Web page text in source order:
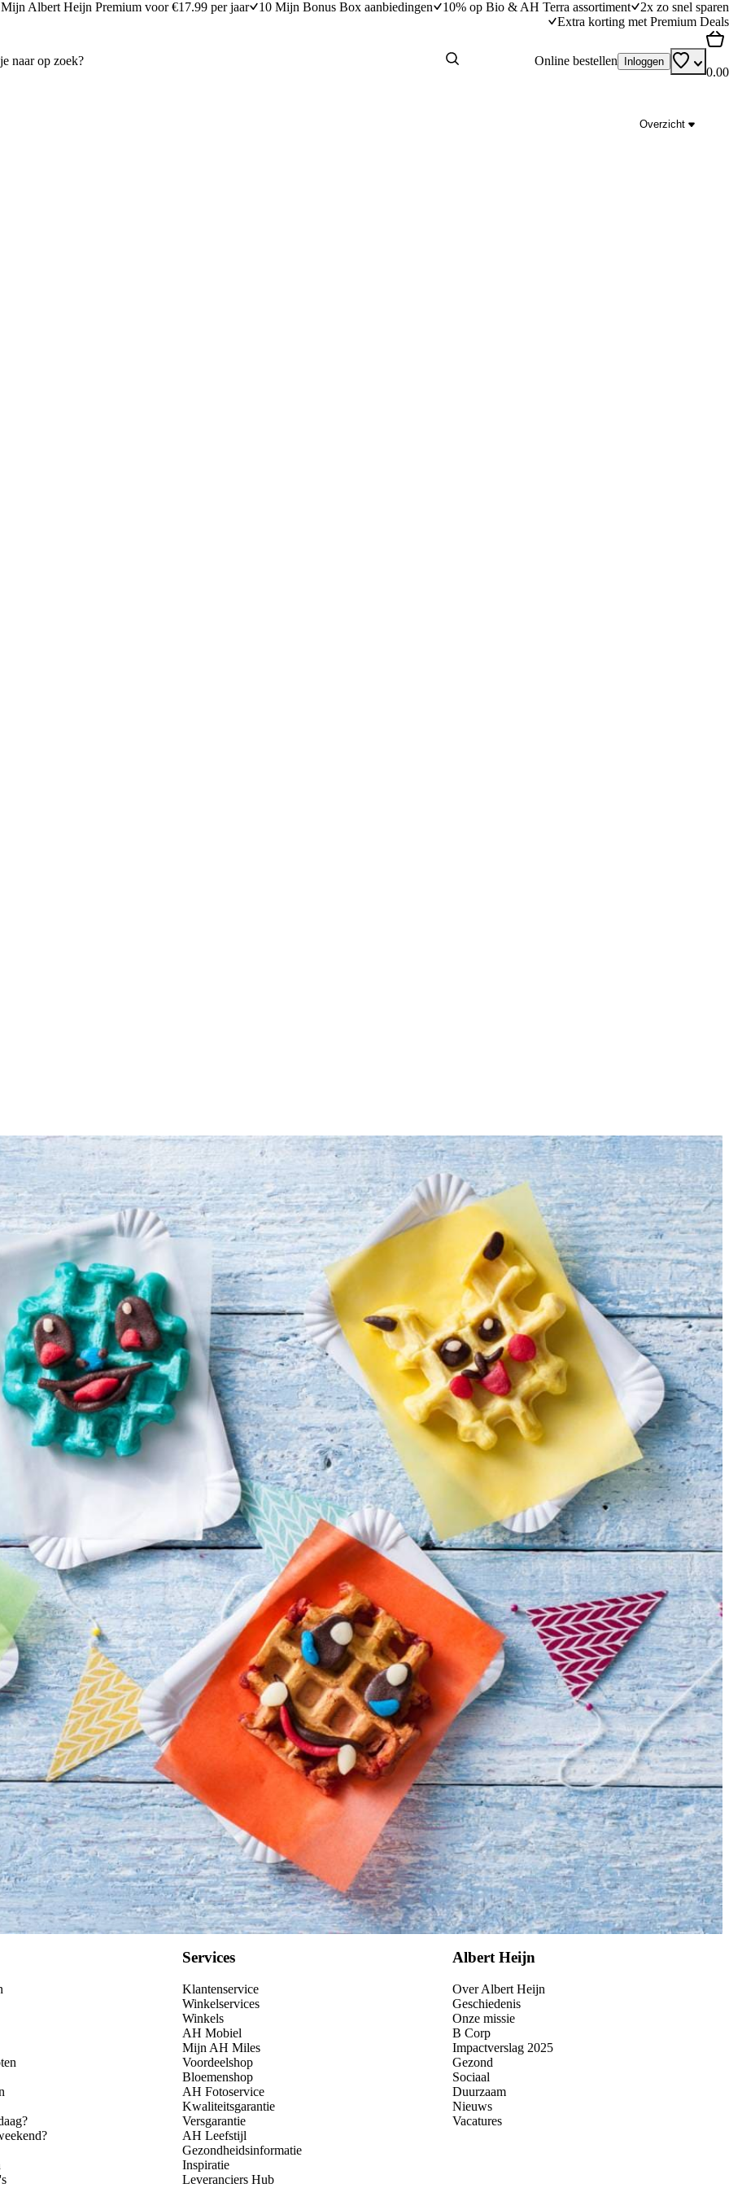
Mijn Albert Heijn Premium voor €17.99 per jaar 10 Mijn Bonus Box aanbiedingen 10% op Bio & AH Terra assortiment
2x zo snel sparen
Extra korting met Premium Deals
Online bestellen Inloggen
0.00
Overzicht
4
eidooiers worden niet gebruikt. Voeg het eiwit, de karnemelk en zout toe aan de bloem met de bakpoeder en meng tot een beslag. Verdeel
figuurtjes van te maken. Bak er vervolgens een wafel van.
Wat vond je van dit recept?
Services
Klantenservice
Winkelservices
Winkels
AH Mobiel
Mijn AH Miles
Voordeelshop
Bloemenshop
AH Fotoservice
Kwaliteitsgarantie
Versgarantie
AH Leefstijl
Gezondheidsinformatie
Inspiratie
Leveranciers Hub
Albert Heijn
Over Albert Heijn
Geschiedenis
Onze missie
B Corp
Impactverslag 2025
Gezond
Sociaal
Duurzaam
Nieuws
Vacatures